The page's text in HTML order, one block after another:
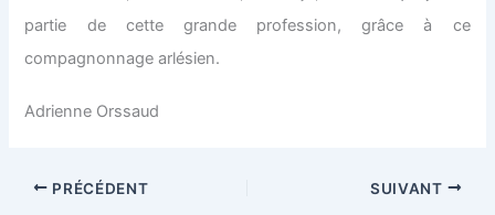
partie de cette grande profession, grâce à ce
compagnonnage arlésien.
Adrienne Orssaud
PRÉCÉDENT SUIVANT